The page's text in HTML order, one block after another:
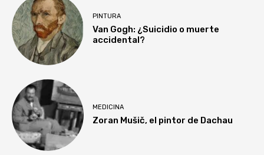
PINTURA
Van Gogh: ¿Suicidio o muerte
accidental?
MEDICINA
Zoran Mušič, el pintor de Dachau